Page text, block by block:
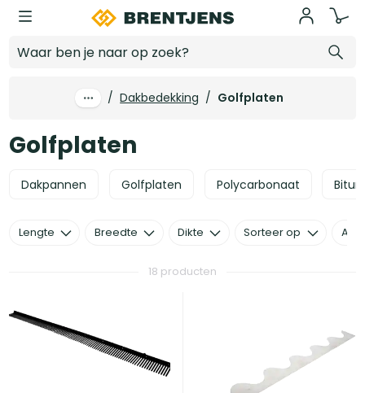
Ga naar hoofdinhoud
/ Dakbedekking / Golfplaten
Golfplaten
Dakpannen Golfplaten Polycarbonaat
18 producten
Lengte Breedte Dikte Sorteer op Alle